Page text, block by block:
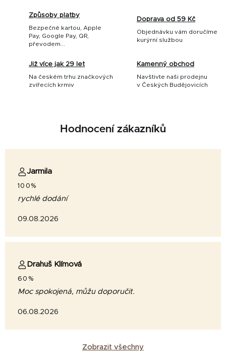
Způsoby platby
Bezpečné kartou, Apple
Pay, Google Pay, QR,
převodem...
Doprava od 59 Kč
Objednávku vám doručíme
kurýrní službou
Již více jak 29 let
Na českém trhu značkových
zvířecích krmiv
Kamenný obchod
Navštivte naši prodejnu
v Českých Budějovicích
Hodnocení zákazníků
Jarmila
100%
rychlé dodání
09.08.2026
Drahuš Klímová
60%
Moc spokojená, můžu doporučit.
06.08.2026
Zobrazit všechny